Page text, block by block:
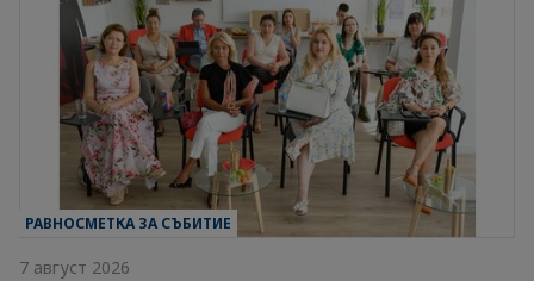
РАВНОСМЕТКА ЗА СЪБИТИЕ
7 август 2026